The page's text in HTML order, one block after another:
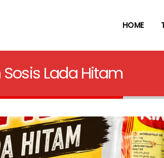
HOME
Lada Hitam